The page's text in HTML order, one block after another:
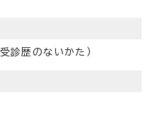
診歴のないかた）